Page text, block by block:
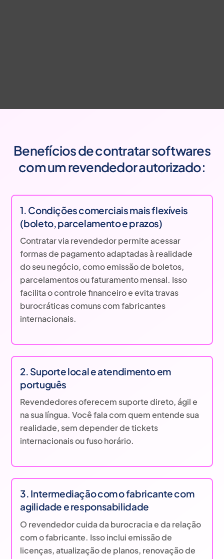
Benefícios de contratar softwares
com um revendedor autorizado:
1. Condições comerciais mais flexíveis
(boleto, parcelamento e prazos)
Contratar via revendedor permite acessar
formas de pagamento adaptadas à realidade
do seu negócio, como emissão de boletos,
parcelamentos ou faturamento mensal. Isso
facilita o controle financeiro e evita travas
burocráticas comuns com fabricantes
internacionais.
2. Suporte local e atendimento em
português
Revendedores oferecem suporte direto, ágil e
na sua língua. Você fala com quem entende sua
realidade, sem depender de tickets
internacionais ou fuso horário.
3. Intermediação com o fabricante com
agilidade e responsabilidade
O revendedor cuida da burocracia e da relação
com o fabricante. Isso inclui emissão de
licenças, atualização de planos, renovação de